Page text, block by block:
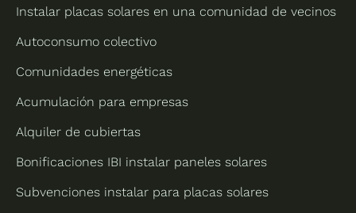
Instalar placas solares en una comunidad de vecinos
Autoconsumo colectivo
Comunidades energéticas
Acumulación para empresas
Alquiler de cubiertas
Bonificaciones IBI instalar paneles solares
Subvenciones instalar para placas solares